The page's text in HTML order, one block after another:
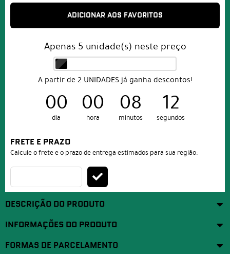
ADICIONAR AOS FAVORITOS
Apenas 5 unidade(s) neste preço
A partir de 2 UNIDADES já ganha descontos!
00
dia
00
hora
08
minutos
11
segundos
FRETE E PRAZO
Calcule o frete e o prazo de entrega estimados para sua região:
DESCRIÇÃO DO PRODUTO
INFORMAÇÕES DO PRODUTO
FORMAS DE PARCELAMENTO